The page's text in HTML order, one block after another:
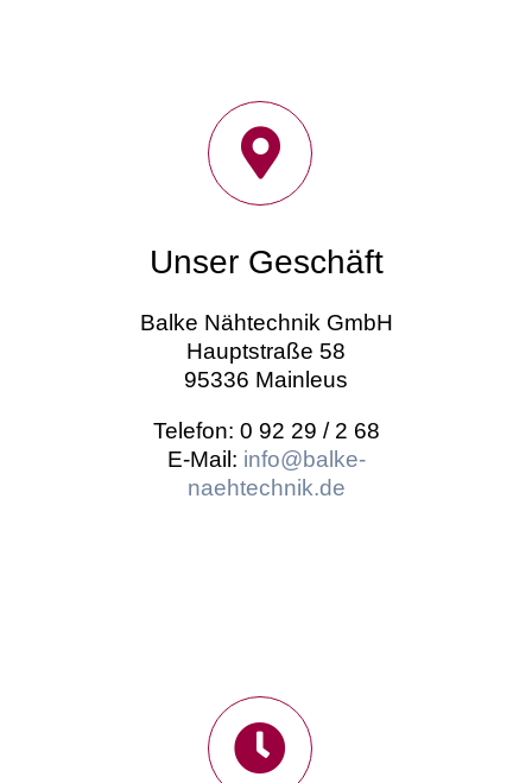
Unser Geschäft
Balke Nähtechnik GmbH
Hauptstraße 58
95336 Mainleus
Telefon: 0 92 29 / 2 68
E-Mail: info@balke-
naehtechnik.de